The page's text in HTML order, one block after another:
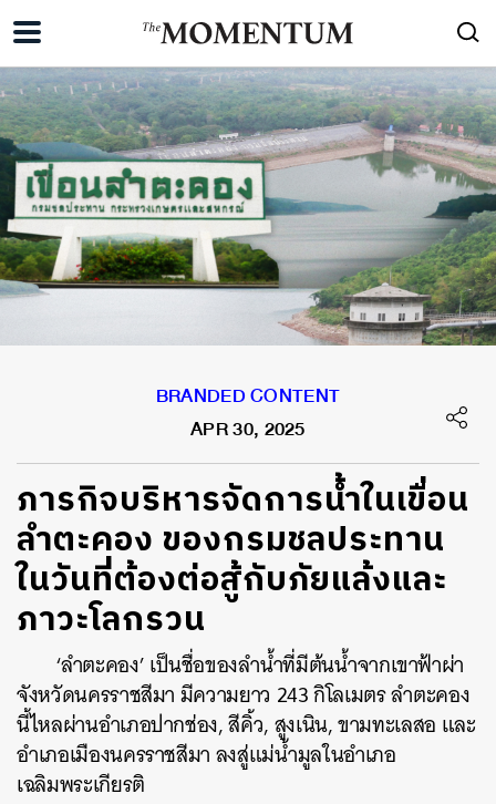
BRANDED CONTENT
APR 30, 2025
ภารกิจบริหารจัดการน้ำในเขื่อน
ลำตะคอง ของกรมชลประทาน
ในวันที่ต้องต่อสู้กับภัยแล้งและ
ภาวะโลกรวน
‘ลำตะคอง’ เป็นชื่อของลำน้ำที่มีต้นน้ำจากเขาฟ้าผ่า
จังหวัดนครราชสีมา มีความยาว 243 กิโลเมตร ลำตะคอง
นี้ไหลผ่านอำเภอปากช่อง, สีคิ้ว, สูงเนิน, ขามทะเลสอ และ
อำเภอเมืองนครราชสีมา ลงสู่แม่น้ำมูลในอำเภอ
เฉลิมพระเกียรติ